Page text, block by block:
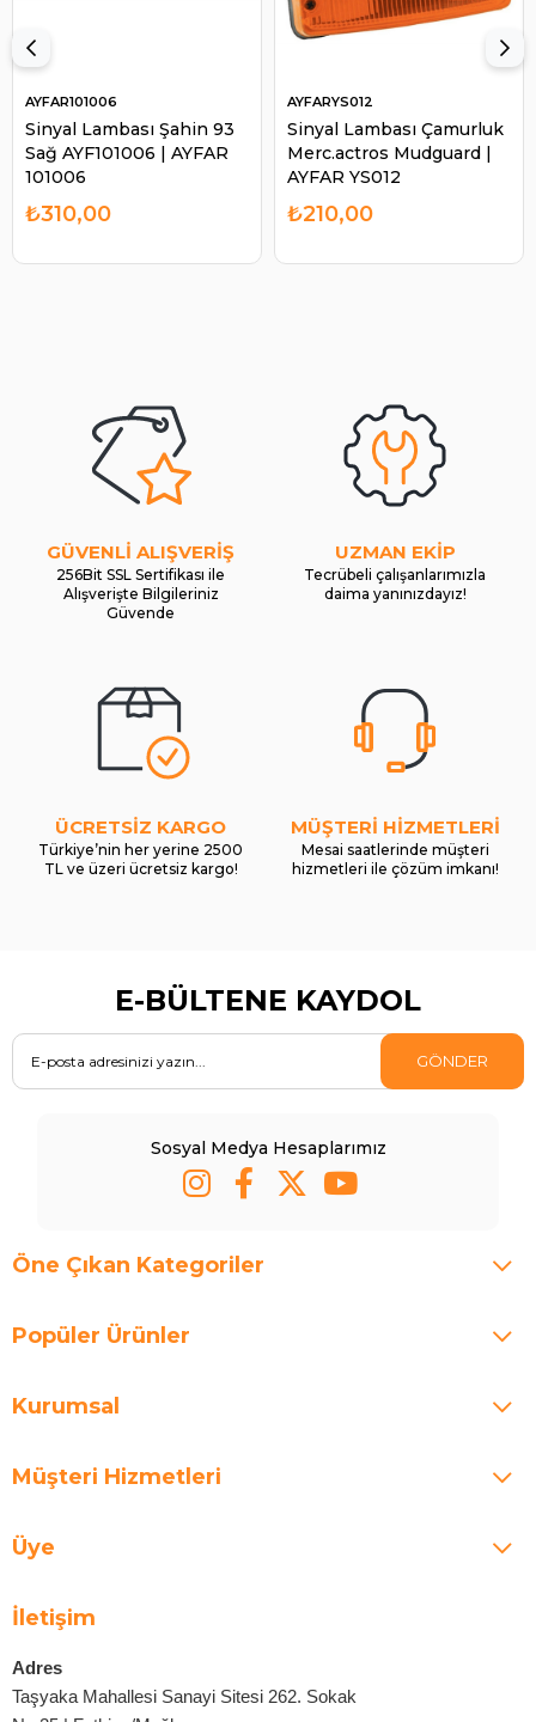
Sinyal Lambası Şahin 93
Sağ AYF101006 | AYFAR
101006
AYFAR101006
₺310,00
Sinyal Lambası Çamurluk
Merc.actros Mudguard |
AYFAR YS012
AYFARYS012
₺210,00
GÜVENLİ ALIŞVERİŞ
256Bit SSL Sertifikası ile
Alışverişte Bilgileriniz
Güvende
UZMAN EKİP
Tecrübeli çalışanlarımızla
daima yanınızdayız!
ÜCRETSİZ KARGO
Türkiye’nin her yerine 2500
TL ve üzeri ücretsiz kargo!
MÜŞTERİ HİZMETLERİ
Mesai saatlerinde müşteri
hizmetleri ile çözüm imkanı!
E-BÜLTENE KAYDOL
GÖNDER
Sosyal Medya Hesaplarımız
Öne Çıkan Kategoriler
Popüler Ürünler
Kurumsal
Müşteri Hizmetleri
Üye
İletişim
Adres
Taşyaka Mahallesi Sanayi Sitesi 262. Sokak